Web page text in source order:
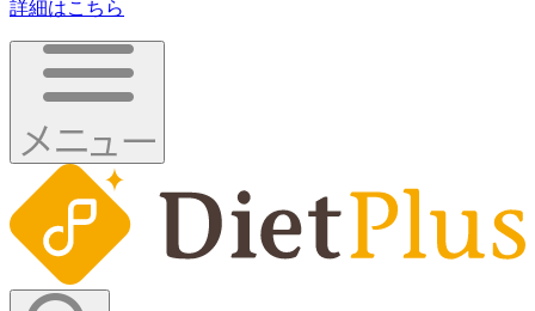
詳細はこちら